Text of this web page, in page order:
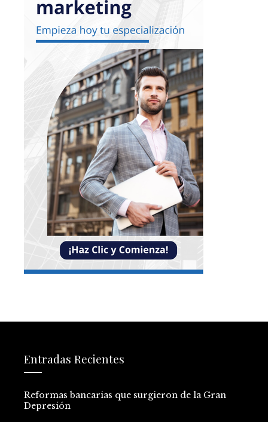
Entradas Recientes
Reformas bancarias que surgieron de la Gran
Depresión